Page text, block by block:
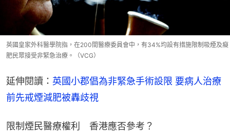
英國皇家外科醫學院指，在200間醫療委員會中，有34%均設有措施限制吸煙及癡
肥民眾接受非緊急治療。（VCG）
延伸閱讀： 英國小郡倡為非緊急手術設限 要病人治療
前先戒煙減肥被轟歧視
限制煙民醫療權利　香港應否參考？